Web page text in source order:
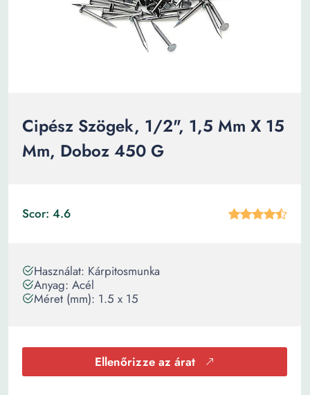
Cipész Szögek, 1/2", 1,5 Mm X 15
Mm, Doboz 450 G
Scor: 4.6
Használat: Kárpitosmunka
Anyag: Acél
Méret (mm): 1.5 x 15
Ellenőrizze az árat